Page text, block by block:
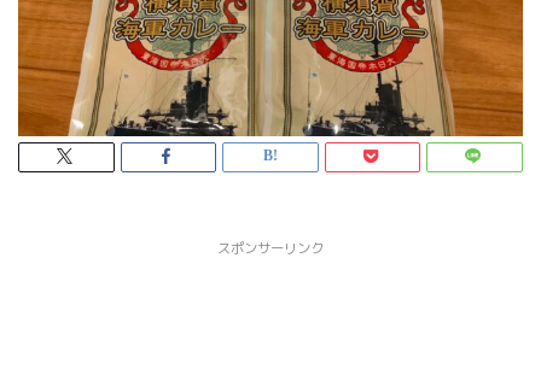
スポンサーリンク